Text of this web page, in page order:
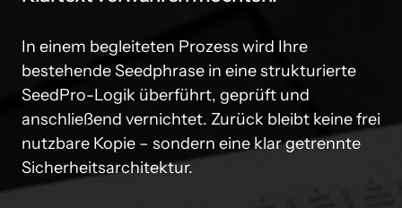
In einem begleiteten Prozess wird Ihre
bestehende Seedphrase in eine strukturierte
SeedPro-Logik überführt, geprüft und
anschließend vernichtet. Zurück bleibt keine frei
nutzbare Kopie – sondern eine klar getrennte
Sicherheitsarchitektur.